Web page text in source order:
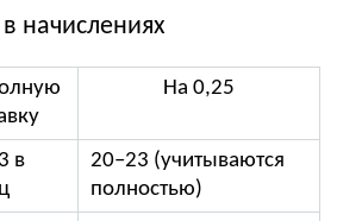
начислениях
На 0,25
в
20–23 (учитываются
полностью)